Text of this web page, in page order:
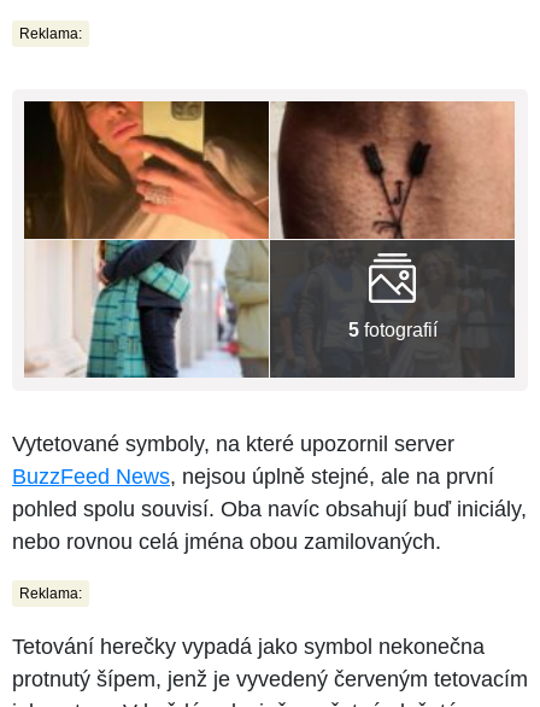
Reklama:
5fotografií
Vytetované symboly, na které upozornil server
BuzzFeed News, nejsou úplně stejné, ale na první
pohled spolu souvisí. Oba navíc obsahují buď iniciály,
nebo rovnou celá jména obou zamilovaných.
Reklama:
Tetování herečky vypadá jako symbol nekonečna
protnutý šípem, jenž je vyvedený červeným tetovacím